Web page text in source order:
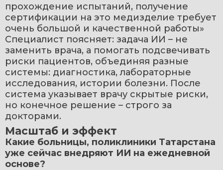
прохождение испытаний, получение
сертификации на это медизделие требует
очень большой и качественной работы»
Специалист поясняет: задача ИИ – не
заменить врача, а помогать подсвечивать
риски пациентов, объединяя разные
системы: диагностика, лабораторные
исследования, истории болезни. После
система указывает врачу скрытые риски,
но конечное решение – строго за
докторами.
Масштаб и эффект
Какие больницы, поликлиники Татарстана
уже сейчас внедряют ИИ на ежедневной
основе?